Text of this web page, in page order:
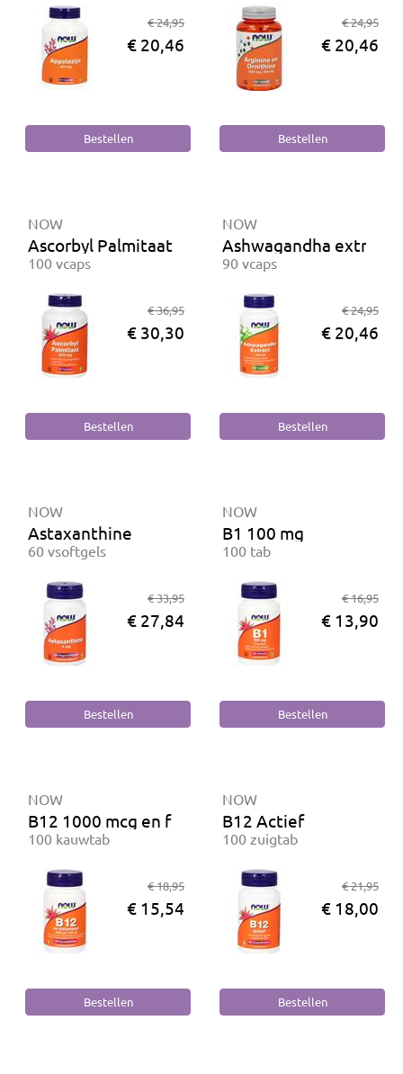
€ 24,95
€ 20,46
€ 24,95
€ 20,46
NOW
Ascorbyl Palmitaat 500 mg
100 vcaps
€ 36,95
€ 30,30
NOW
Ashwagandha extract
90 vcaps
€ 24,95
€ 20,46
NOW
Astaxanthine
60 vsoftgels
€ 33,95
€ 27,84
NOW
B1 100 mg
100 tab
€ 16,95
€ 13,90
NOW
B12 1000 mcg en foliumzuur 100 mcg
100 kauwtab
€ 18,95
€ 15,54
NOW
B12 Actief
100 zuigtab
€ 21,95
€ 18,00